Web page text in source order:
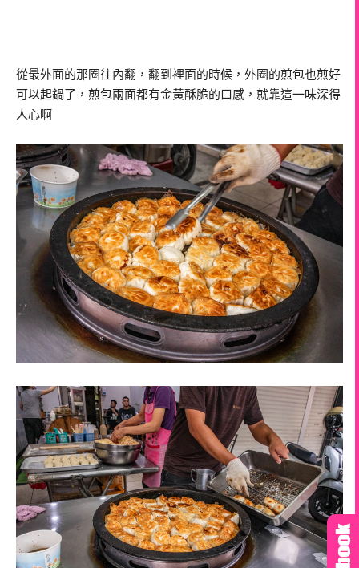
從最外面的那圈往內翻，翻到裡面的時候，外圈的煎包也煎好
可以起鍋了，煎包兩面都有金黃酥脆的口感，就靠這一味深得
人心啊